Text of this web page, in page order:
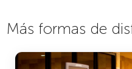
Más formas de